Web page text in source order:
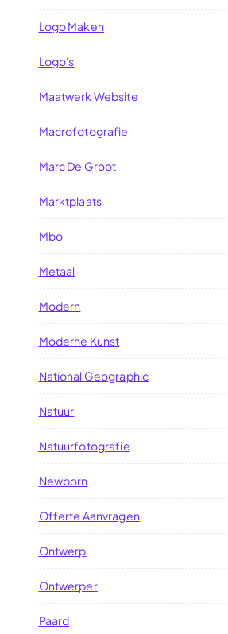
Logo Maken
Logo's
Maatwerk Website
Macrofotografie
Marc De Groot
Marktplaats
Mbo
Metaal
Modern
Moderne Kunst
National Geographic
Natuur
Natuurfotografie
Newborn
Offerte Aanvragen
Ontwerp
Ontwerper
Paard